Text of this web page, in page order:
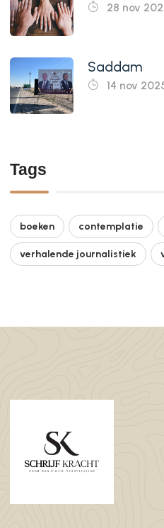
28 nov
Saddam
14 nov
Tags
boeken contemplatie
verhalende journalistiek